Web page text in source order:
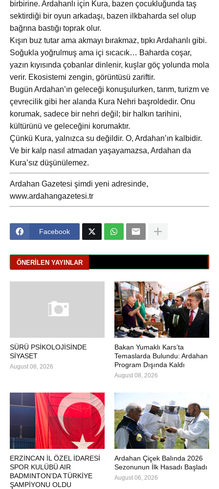
birbirine. Ardahanlı için Kura, bazen çocukluğunda taş
sektirdiği bir oyun arkadaşı, bazen ilkbaharda sel olup
bağrına bastığı toprak olur.
Kışın buz tutar ama akmayı bırakmaz, tıpkı Ardahanlı gibi.
Soğukla yoğrulmuş ama içi sıcacık… Baharda coşar,
yazın kıyısında çobanlar dinlenir, kuşlar göç yolunda mola
verir. Ekosistemi zengin, görüntüsü zariftir.
Bugün Ardahan’ın geleceği konuşulurken, tarım, turizm ve
çevrecilik gibi her alanda Kura Nehri başroldedir. Onu
korumak, sadece bir nehri değil; bir halkın tarihini,
kültürünü ve geleceğini korumaktır.
Çünkü Kura, yalnızca su değildir. O, Ardahan’ın kalbidir.
Ve bir kalp nasıl atmadan yaşayamazsa, Ardahan da
Kura’sız düşünülemez.
Ardahan Gazetesi şimdi yeni adresinde,
www.ardahangazetesi.tr
Facebook
ÖNERILEN YAYINLAR
SÜRÜ PSİKOLOJİSİNDE
SİYASET
August 08, 2026
Bakan Yumaklı Kars’ta
Temaslarda Bulundu: Ardahan
Program Dışında Kaldı
August 08, 2026
ERZİNCAN İL ÖZEL İDARESİ
SPOR KULÜBÜ AIR
BADMINTON’DA TÜRKİYE
ŞAMPİYONU OLDU
Ardahan Çiçek Balında 2026
Sezonunun İlk Hasadı Başladı
August 06, 2026